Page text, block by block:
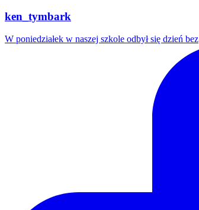
ken_tymbark
W poniedziałek w naszej szkole odbył się dzień bez